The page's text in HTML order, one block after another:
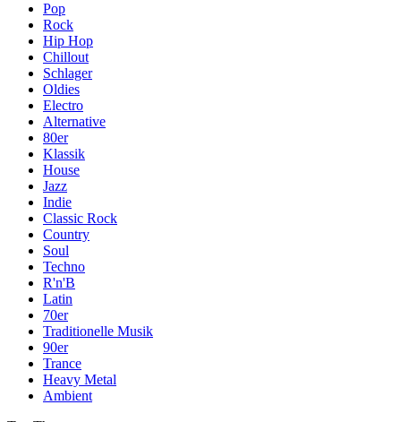
Pop
Rock
Hip Hop
Chillout
Schlager
Oldies
Electro
Alternative
80er
Klassik
House
Jazz
Indie
Classic Rock
Country
Soul
Techno
R'n'B
Latin
70er
Traditionelle Musik
90er
Trance
Heavy Metal
Ambient